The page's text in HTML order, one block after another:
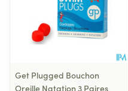
Get Plugged Bouchon
Oreille Natation 3 Paires